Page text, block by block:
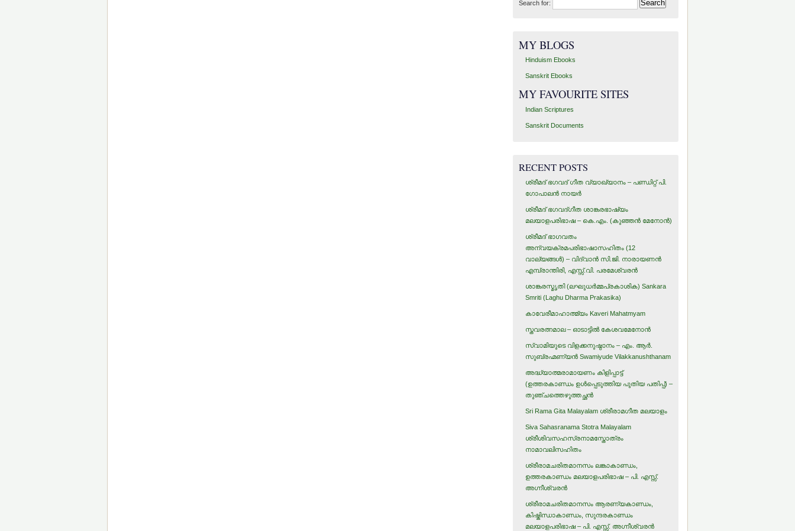
Search for:
MY BLOGS
Hinduism Ebooks
Sanskrit Ebooks
MY FAVOURITE SITES
Indian Scriptures
Sanskrit Documents
RECENT POSTS
ശ്രീമദ് ഭഗവദ് ഗീത വ്യാഖ്യാനം – പണ്ഡിറ്റ് പി.
ഗോപാലന്‍ നായര്‍
ശ്രീമദ് ഭഗവദ്ഗീത ശാങ്കരഭാഷ്യം
മലയാളപരിഭാഷ – കെ.എം. (കുഞ്ഞന്‍ മേനോന്‍)
ശ്രീമദ് ഭാഗവതം
അന്വയക്രമപരിഭാഷാസഹിതം (12
വാല്യങ്ങള്‍) – വിദ്വാന്‍ സി.ജി. നാരായണന്‍
എമ്പ്രാന്തിരി, എസ്സ്.വി. പരമേശ്വരന്‍
ശാങ്കരസ്മൃതി (ലഘുധര്‍മ്മപ്രകാശിക) Sankara
Smriti (Laghu Dharma Prakasika)
കാവേരീമാഹാത്മ്യം Kaveri Mahatmyam
സ്തവരത്നമാല – ഓടാട്ടില്‍ കേശവമേനോന്‍
സ്വാമിയുടെ വിളക്കനുഷ്ഠാനം – എം. ആര്‍.
സുബ്രഹ്മണ്യന്‍ Swamiyude Vilakkanushthanam
അദ്ധ്യാത്മരാമായണം കിളിപ്പാട്ട്‌
(ഉത്തരകാണ്ഡം ഉള്‍പ്പെടുത്തിയ പുതിയ പതിപ്പ്) –
തുഞ്ചത്തെഴുത്തച്ഛന്‍
Sri Rama Gita Malayalam ശ്രീരാമഗീത മലയാളം
Siva Sahasranama Stotra Malayalam
ശ്രീശിവസഹസ്രനാമസ്തോത്രം
നാമാവലിസഹിതം
ശ്രീരാമചരിതമാനസം ലങ്കാകാണ്ഡം,
ഉത്തരകാണ്ഡം മലയാളപരിഭാഷ – പി. എസ്സ്.
അഗ്നീശ്വരന്‍
ശ്രീരാമചരിതമാനസം ആരണ്യകാണ്ഡം,
കിഷ്കിന്ധാകാണ്ഡം, സുന്ദരകാണ്ഡം
മലയാളപരിഭാഷ – പി. എസ്സ്. അഗ്നീശ്വരന്‍